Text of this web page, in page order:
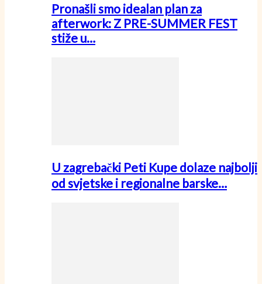
Pronašli smo idealan plan za
afterwork: Z PRE-SUMMER FEST
stiže u…
U zagrebački Peti Kupe dolaze najbolji
od svjetske i regionalne barske…